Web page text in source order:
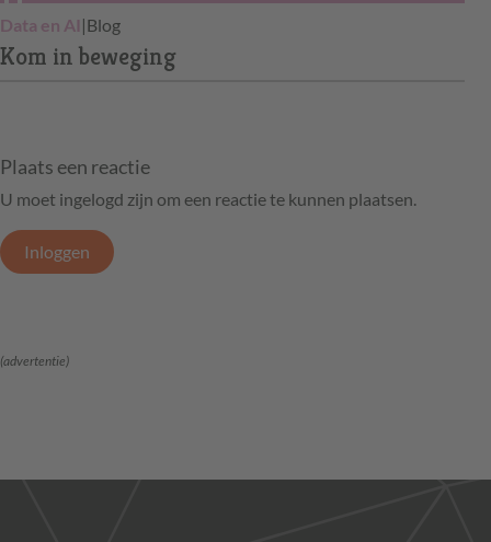
Data en AI |Blog
Kom in beweging
Plaats een reactie
U moet ingelogd zijn om een reactie te kunnen plaatsen.
Inloggen
(advertentie)